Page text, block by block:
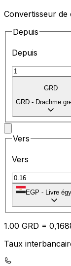
Convertisseur de
Depuis
Depuis
GRD
GRD - Drachme
Vers
Vers
EGP - Livre
1.00 GRD = 0,
Taux